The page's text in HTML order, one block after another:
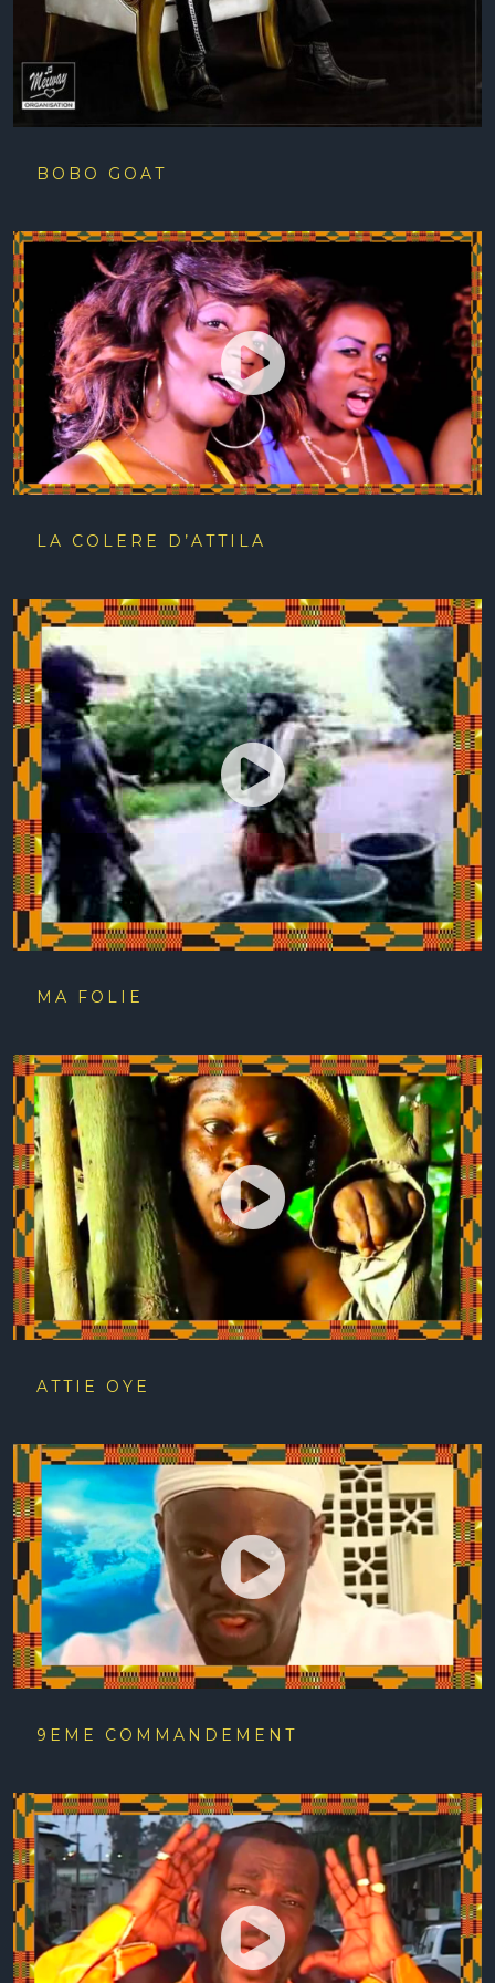
BOBO GOAT
LA COLERE D’ATTILA
MA FOLIE
ATTIE OYE
9EME COMMANDEMENT